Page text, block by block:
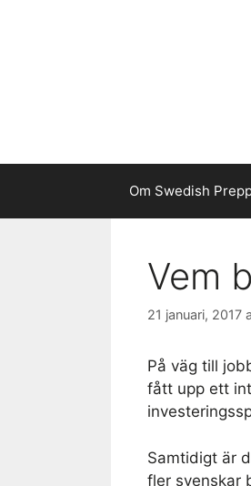
Om Swedish
Vem
21 januari, 2017
På väg till
fått upp ett
Samtidigt är
fler svenskar